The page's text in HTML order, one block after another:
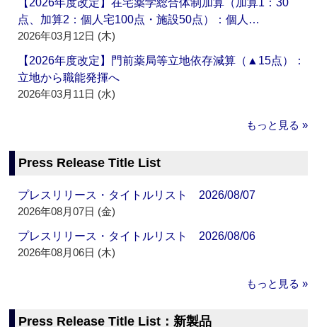
【2026年度改定】在宅薬学総合体制加算（加算1：30
点、加算2：個人宅100点・施設50点）：個人…
2026年03月12日 (木)
【2026年度改定】門前薬局等立地依存減算（▲15点）：
立地から職能発揮へ
2026年03月11日 (水)
もっと見る »
Press Release Title List
プレスリリース・タイトルリスト 2026/08/07
2026年08月07日 (金)
プレスリリース・タイトルリスト 2026/08/06
2026年08月06日 (木)
もっと見る »
Press Release Title List：新製品